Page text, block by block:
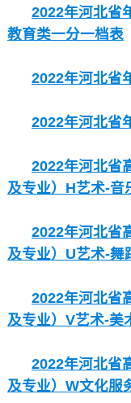
2022年河北省
教育类一分一档表
2022年河北省
2022年河北省
2022年河北省
及专业）H艺术-音
2022年河北省
及专业）U艺术-舞
2022年河北省
及专业）V艺术-美
2022年河北省
及专业）W文化服